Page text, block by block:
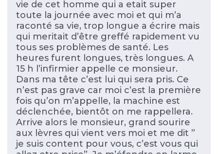
vie de cet homme qui a etait super
toute la journée avec moi et qui m’a
raconté sa vie, trop longue a écrire mais
qui meritait d’être greffé rapidement vu
tous ses problèmes de santé. Les
heures furent longues, très longues. A
15 h l’infirmier appelle ce monsieur.
Dans ma tête c’est lui qui sera pris. Ce
n’est pas grave car moi c’est la première
fois qu’on m’appelle, la machine est
déclenchée, bientôt on me rappellera.
Arrive alors le monsieur, grand sourire
aux lèvres qui vient vers moi et me dit ”
je suis content pour vous, c’est vous qui